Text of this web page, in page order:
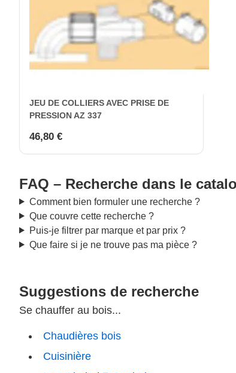
JEU DE COLLIERS AVEC PRISE DE
PRESSION AZ 337
46,80 €
FAQ – Recherche dans le
Comment bien formuler une recherche ?
Que couvre cette recherche ?
Puis-je filtrer par marque et par prix ?
Que faire si je ne trouve pas ma pièce ?
Suggestions de recherche
Se chauffer au bois...
Chaudières bois
Cuisinière